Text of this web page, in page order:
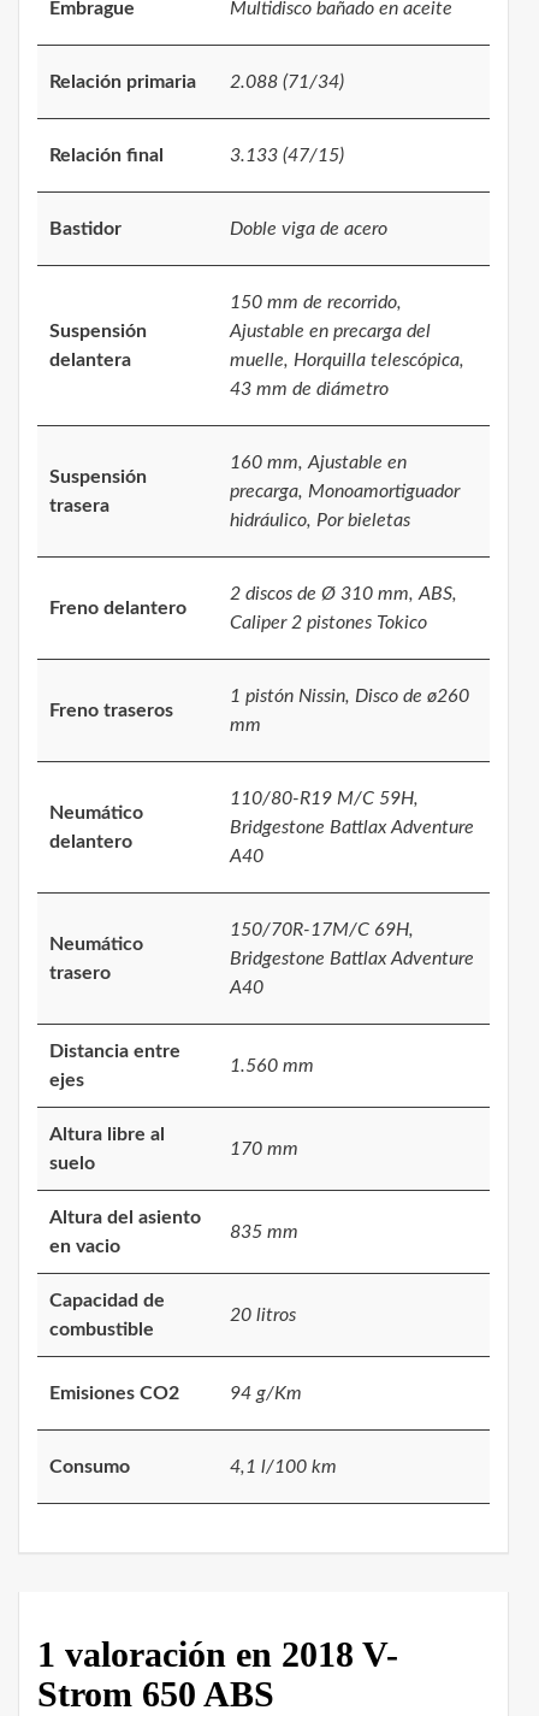
Embrague Multidisco bañado en aceite
Relación primaria 2.088 (71/34)
Relación final 3.133 (47/15)
Bastidor Doble viga de acero
Suspensión
delantera
150 mm de recorrido,
Ajustable en precarga del
muelle, Horquilla telescópica,
43 mm de diámetro
Suspensión
trasera
160 mm, Ajustable en
precarga, Monoamortiguador
hidráulico, Por bieletas
Freno delantero
2 discos de Ø 310 mm, ABS,
Caliper 2 pistones Tokico
Freno traseros
1 pistón Nissin, Disco de ø260
mm
Neumático
delantero
110/80-R19 M/C 59H,
Bridgestone Battlax Adventure
A40
Neumático
trasero
150/70R-17M/C 69H,
Bridgestone Battlax Adventure
A40
Distancia entre
ejes
1.560 mm
Altura libre al
suelo
170 mm
Altura del asiento
en vacio
835 mm
Capacidad de
combustible
20 litros
Emisiones CO2 94 g/Km
Consumo 4,1 l/100 km
1 valoración en 2018 V-
Strom 650 ABS